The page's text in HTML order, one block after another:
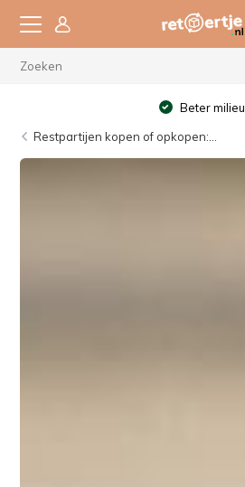
Beter milieu
Restpartijen kopen of opkopen:...